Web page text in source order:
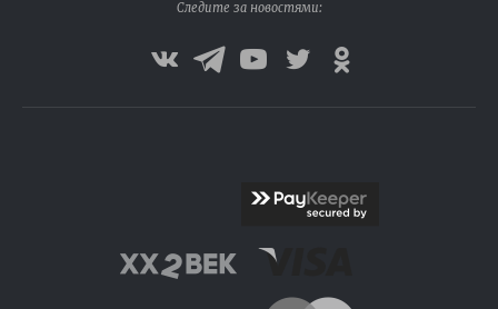
Следите за новостями: